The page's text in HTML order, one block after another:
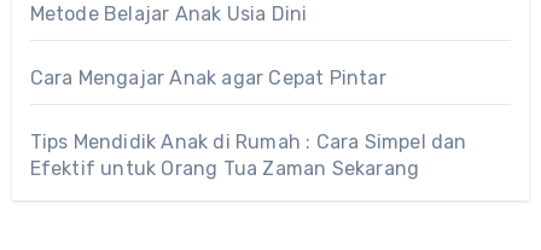
Metode Belajar Anak Usia Dini
Cara Mengajar Anak agar Cepat Pintar
Tips Mendidik Anak di Rumah : Cara Simpel dan
Efektif untuk Orang Tua Zaman Sekarang